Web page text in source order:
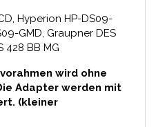
Hyperion HP-DS09-
GMD, Graupner DES
428 BB MG
wird ohne
Adapter werden mit
(kleiner